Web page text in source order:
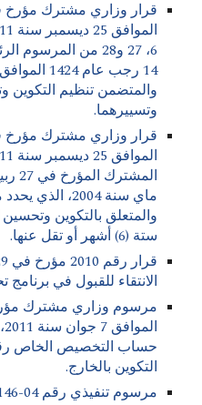
والمتضمن تنظيم
وتسييرهما.
ماي سنة 2004،
والمتعلق بالتكوين
ستة (6) أشهر أو تقل عنها.
الانتقاء للقبول في
الموافق 7 جوان
التكوين بالخارج.